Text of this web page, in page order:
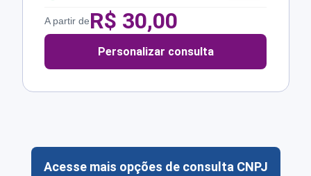
A partir deR$ 30,00
Personalizar consulta
Acesse mais opções de consulta CNPJ